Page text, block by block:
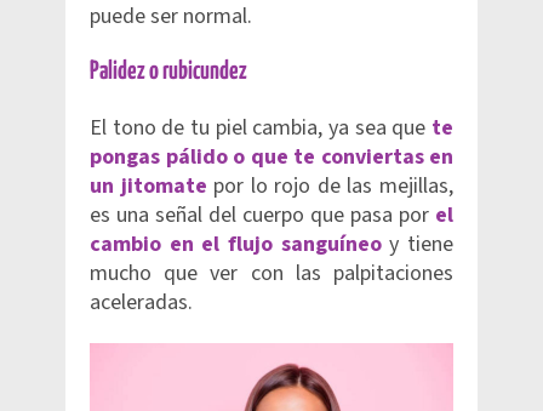
puede ser normal.
Palidez o rubicundez
El tono de tu piel cambia, ya sea que te
pongas pálido o que te conviertas en
un jitomate por lo rojo de las mejillas,
es una señal del cuerpo que pasa por el
cambio en el flujo sanguíneoy tiene
mucho que ver con las palpitaciones
aceleradas.